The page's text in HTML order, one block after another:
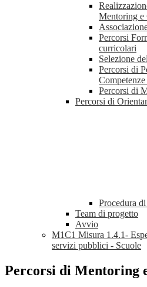
Mentoring e
Percorsi
curricolari
Selezione
Percorsi di
Percorsi di
Percorsi di
Procedura
Team di progetto
Avvio
M1C1 Misura 1.4.1-
servizi pubblici - Scuole
Percorsi di Mentoring